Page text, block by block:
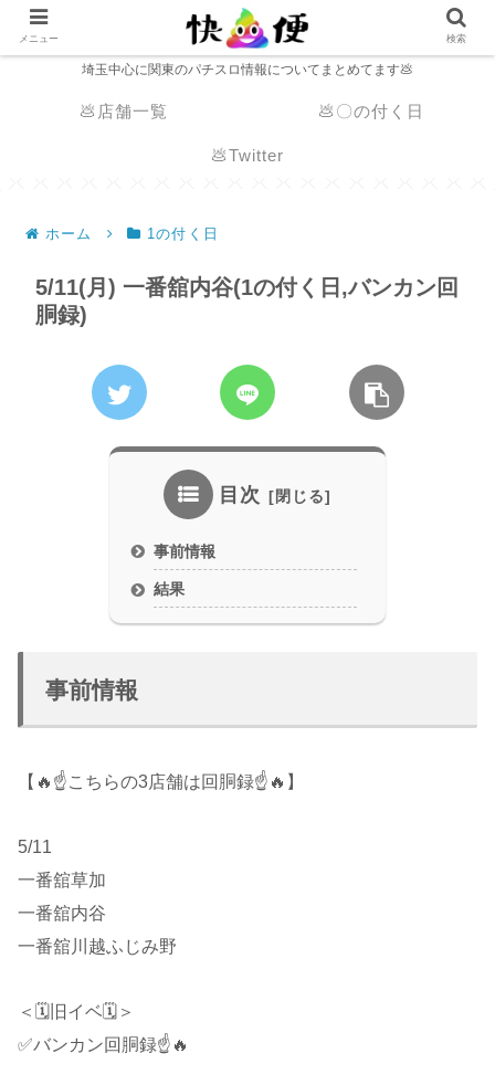
埼玉中心に関東のパチスロ情報についてまとめてます💩
💩店舗一覧 💩〇の付く日
💩Twitter
ホーム 1の付く日
5/11(月) 一番舘内谷(1の付く日,バンカン回
胴録)
目次
事前情報
結果
事前情報
【🔥☝️こちらの3店舗は回胴録☝️🔥】
5/11
一番舘草加
一番舘内谷
一番舘川越ふじみ野
＜🗓旧イベ🗓＞
✅バンカン回胴録☝️🔥
メニュー 検索